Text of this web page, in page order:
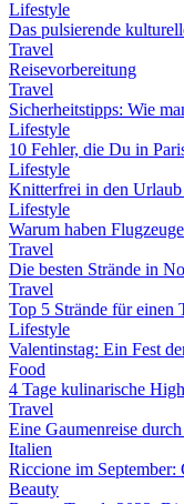
Lifestyle
Das pulsierende
Travel
Reisevorbereitung
Travel
Sicherheitstipps: Wie
Lifestyle
10 Fehler, die Du in
Lifestyle
Knitterfrei in den
Lifestyle
Warum haben
Travel
Die besten Strände in
Travel
Top 5 Strände für einen
Lifestyle
Valentinstag: Ein Fest
Food
4 Tage kulinarische
Travel
Eine Gaumenreise
Italien
Riccione im September:
Beauty